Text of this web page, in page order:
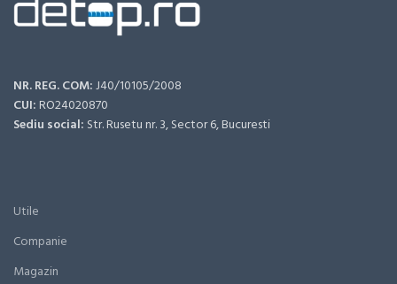
NR. REG. COM:J40/10105/2008
CUI:RO24020870
Sediu social: Str. Rusetu nr. 3, Sector 6, Bucuresti
Utile
Companie
Magazin